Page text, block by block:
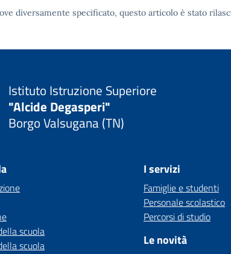
diversamente specificato, questo articolo è stato
Istituto Istruzione Superiore
"Alcide Degasperi"
Borgo Valsugana (TN)
scuola
scuola
I servizi
Famiglie e studenti
Personale scolastico
Percorsi di studio
Le novità